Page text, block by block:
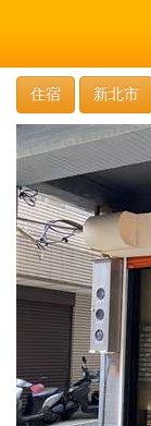
住宿 新北市